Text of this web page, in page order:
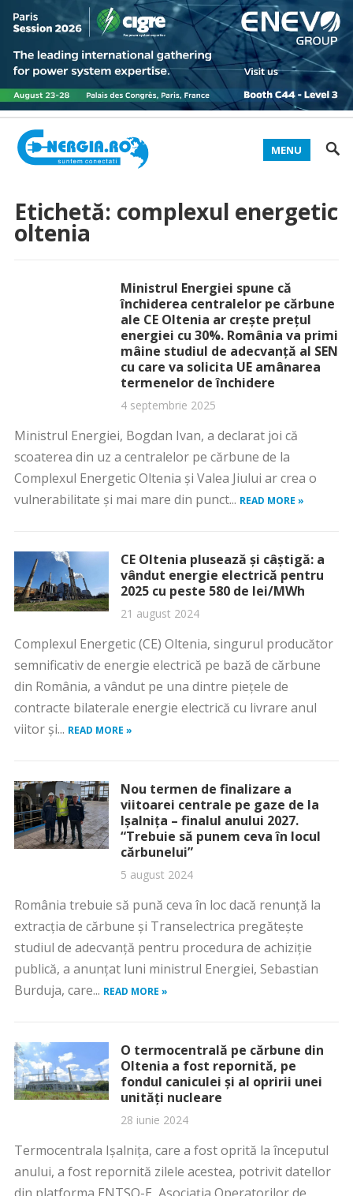
MENU
Etichetă: complexul energetic
oltenia
Ministrul Energiei spune că
închiderea centralelor pe cărbune
ale CE Oltenia ar crește prețul
energiei cu 30%. România va primi
mâine studiul de adecvanță al SEN
cu care va solicita UE amânarea
termenelor de închidere
4 septembrie 2025
Ministrul Energiei, Bogdan Ivan, a declarat joi că
scoaterea din uz a centralelor pe cărbune de la
Complexul Energetic Oltenia şi Valea Jiului ar crea o
vulnerabilitate şi mai mare din punct... READ MORE »
CE Oltenia plusează și câștigă: a
vândut energie electrică pentru
2025 cu peste 580 de lei/MWh
21 august 2024
Complexul Energetic (CE) Oltenia, singurul producător
semnificativ de energie electrică pe bază de cărbune
din România, a vândut pe una dintre piețele de
contracte bilaterale energie electrică cu livrare anul
viitor și... READ MORE »
Nou termen de finalizare a
viitoarei centrale pe gaze de la
Ișalnița – finalul anului 2027.
“Trebuie să punem ceva în locul
cărbunelui”
5 august 2024
România trebuie să pună ceva în loc dacă renunţă la
extracţia de cărbune şi Transelectrica pregăteşte
studiul de adecvanţă pentru procedura de achiziţie
publică, a anunţat luni ministrul Energiei, Sebastian
Burduja, care... READ MORE »
O termocentrală pe cărbune din
Oltenia a fost repornită, pe
fondul caniculei și al opririi unei
unități nucleare
28 iunie 2024
Termocentrala Ișalnița, care a fost oprită la începutul
anului, a fost repornită zilele acestea, potrivit datellor